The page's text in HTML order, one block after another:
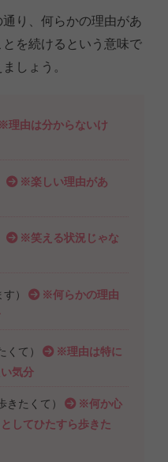
り、何らかの理由があ
を続けるという意味で
しょう。
※理由は分からないけ
※楽しい理由があ
※笑える状況じゃな
）
※何らかの理由
て）
※理由は特に
気分
たくて）
※何か心
してひたすら歩きた